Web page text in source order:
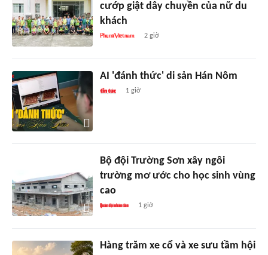
cướp giật dây chuyền của nữ du
khách
2 giờ
AI 'đánh thức' di sản Hán Nôm
1 giờ
Bộ đội Trường Sơn xây ngôi
trường mơ ước cho học sinh vùng
cao
1 giờ
Hàng trăm xe cổ và xe sưu tầm hội